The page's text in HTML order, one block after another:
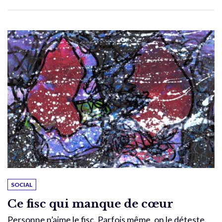
SOCIAL
Ce fisc qui manque de cœur
Personne n’aime le fisc. Parfois même, on le déteste.